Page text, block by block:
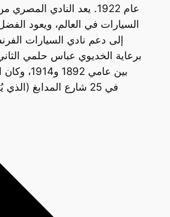
عام 1922. يعد النادي
السيارات في العالم، ويعود
إلى دعم نادي السيارات
برعاية الخديوي عباس حلمي
بين عامي
في 25 شارع المدابغ